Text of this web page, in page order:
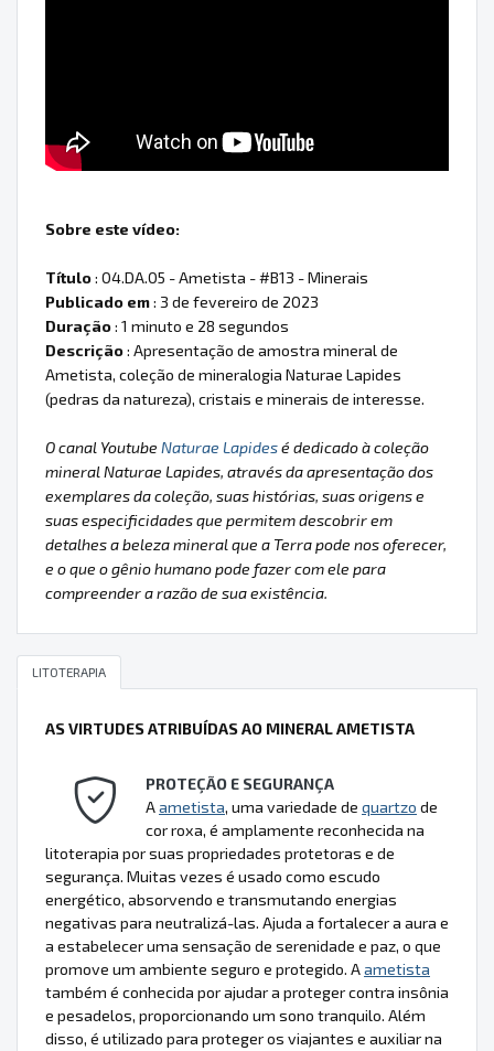
Sobre este vídeo:
Título: 04.DA.05 - Ametista - #B13 - Minerais
Publicado em: 3 de fevereiro de 2023
Duração: 1 minuto e 28 segundos
Descrição: Apresentação de amostra mineral de
Ametista, coleção de mineralogia Naturae Lapides
(pedras da natureza), cristais e minerais de interesse.
O canal Youtube Naturae Lapidesé dedicado à coleção
mineral Naturae Lapides, através da apresentação dos
exemplares da coleção, suas histórias, suas origens e
suas especificidades que permitem descobrir em
detalhes a beleza mineral que a Terra pode nos oferecer,
e o que o gênio humano pode fazer com ele para
compreender a razão de sua existência.
LITOTERAPIA
AS VIRTUDES ATRIBUÍDAS AO MINERAL AMETISTA
PROTEÇÃO E SEGURANÇA
Aametista, uma variedade de quartzo de
cor roxa, é amplamente reconhecida na
litoterapia por suas propriedades protetoras e de
segurança. Muitas vezes é usado como escudo
energético, absorvendo e transmutando energias
negativas para neutralizá-las. Ajuda a fortalecer a aura e
a estabelecer uma sensação de serenidade e paz, o que
promove um ambiente seguro e protegido. Aametista
também é conhecida por ajudar a proteger contra insônia
e pesadelos, proporcionando um sono tranquilo. Além
disso, é utilizado para proteger os viajantes e auxiliar na